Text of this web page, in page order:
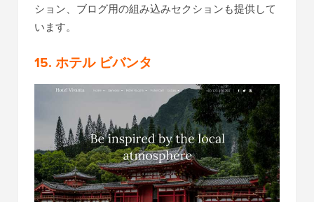
ション、ブログ用の組み込みセクションも提供して
います。
15. ホテル ビバンタ